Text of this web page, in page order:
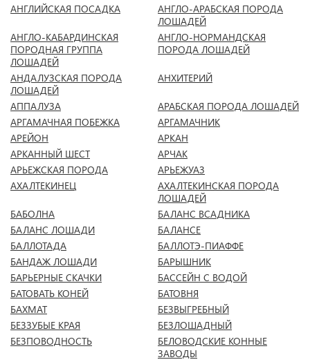
АНГЛИЙСКАЯ ПОСАДКА
АНГЛО-АРАБСКАЯ ПОРОДА
ЛОШАДЕЙ
АНГЛО-КАБАРДИНСКАЯ
ПОРОДНАЯ ГРУППА
ЛОШАДЕЙ
АНГЛО-НОРМАНДСКАЯ
ПОРОДА ЛОШАДЕЙ
АНДАЛУЗСКАЯ ПОРОДА
ЛОШАДЕЙ
АНХИТЕРИЙ
АППАЛУЗА
АРАБСКАЯ ПОРОДА ЛОШАДЕЙ
АРГАМАЧНАЯ ПОБЕЖКА
АРГАМАЧНИК
АРЕЙОН
АРКАН
АРКАННЫЙ ШЕСТ
АРЧАК
АРЬЕЖСКАЯ ПОРОДА
АРЬЕЖУАЗ
АХАЛТЕКИНЕЦ
АХАЛТЕКИНСКАЯ ПОРОДА
ЛОШАДЕЙ
БАБОЛНА
БАЛАНС ВСАДНИКА
БАЛАНС ЛОШАДИ
БАЛАНСЕ
БАЛЛОТАДА
БАЛЛОТЭ-ПИАФФЕ
БАНДАЖ ЛОШАДИ
БАРЫШНИК
БАРЬЕРНЫЕ СКАЧКИ
БАССЕЙН С ВОДОЙ
БАТОВАТЬ КОНЕЙ
БАТОВНЯ
БАХМАТ
БЕЗВЫГРЕБНЫЙ
БЕЗЗУБЫЕ КРАЯ
БЕЗЛОШАДНЫЙ
БЕЗПОВОДНОСТЬ
БЕЛОВОДСКИЕ КОННЫЕ
ЗАВОДЫ